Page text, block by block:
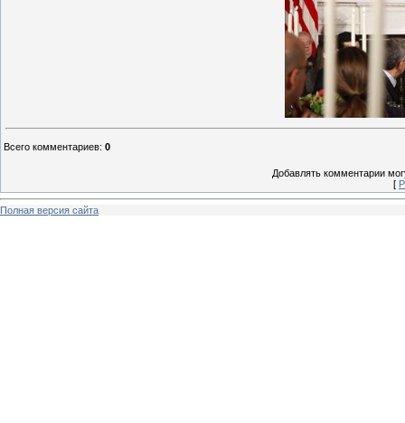
Всего комментариев: 0
Добавлять комментарии
[
Полная версия сайта